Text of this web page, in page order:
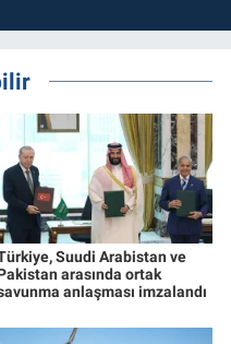
Suudi Arabistan ve
arasında ortak
anlaşması imzalandı